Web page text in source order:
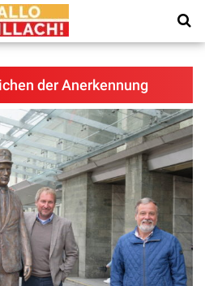
der Anerkennung